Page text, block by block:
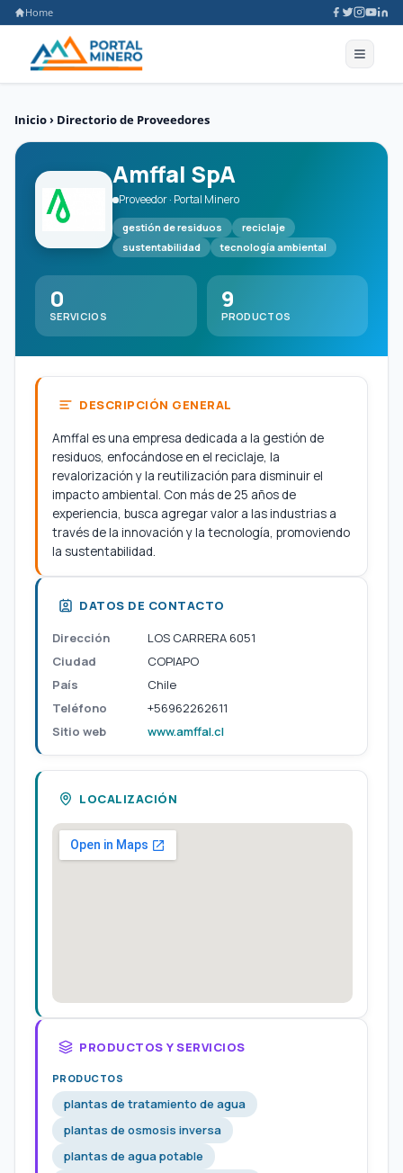
Home
Inicio› Directorio de Proveedores
Amffal SpA
Proveedor · Portal Minero
gestión de residuos
reciclaje
sustentabilidad
tecnología ambiental
0
SERVICIOS
9
PRODUCTOS
DESCRIPCIÓN GENERAL
Amffal es una empresa dedicada a la gestión de
residuos, enfocándose en el reciclaje, la
revalorización y la reutilización para disminuir el
impacto ambiental. Con más de 25 años de
experiencia, busca agregar valor a las industrias a
través de la innovación y la tecnología, promoviendo
la sustentabilidad.
DATOS DE CONTACTO
Dirección
LOS CARRERA 6051
Ciudad
COPIAPO
País
Chile
Teléfono
+56962262611
Sitio web
www.amffal.cl
LOCALIZACIÓN
PRODUCTOS Y SERVICIOS
PRODUCTOS
plantas de tratamiento de agua
plantas de osmosis inversa
plantas de agua potable